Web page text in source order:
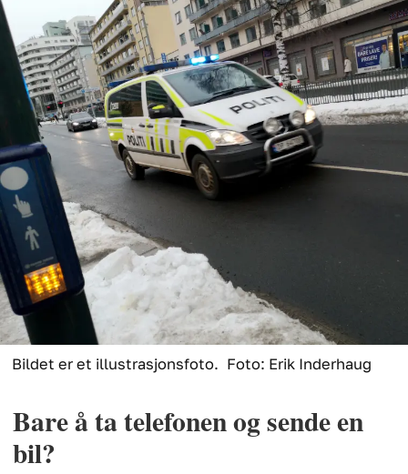
Bildet er et illustrasjonsfoto. Foto: Erik Inderhaug
Bare å ta telefonen og sende en
bil?